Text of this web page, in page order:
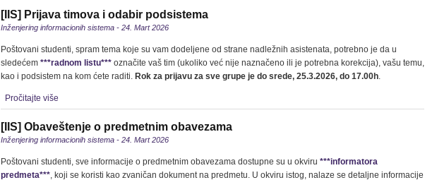
[IIS] Prijava timova i odabir podsistema
Inženjering informacionih sistema - 24. Mart 2026
Poštovani studenti, spram tema koje su vam dodeljene od strane nadležnih asistenata, potrebno je da u
sledećem ***radnom listu*** označite vaš tim (ukoliko već nije naznačeno ili je potrebna korekcija), vašu temu,
kao i podsistem na kom ćete raditi. Rok za prijavu za sve grupe je do srede, 25.3.2026, do 17.00h.
Pročitajte više
[IIS] Obaveštenje o predmetnim obavezama
Inženjering informacionih sistema - 24. Mart 2026
Poštovani studenti, sve informacije o predmetnim obavezama dostupne su u okviru ***informatora
predmeta***, koji se koristi kao zvaničan dokument na predmetu. U okviru istog, nalaze se detaljne informacije